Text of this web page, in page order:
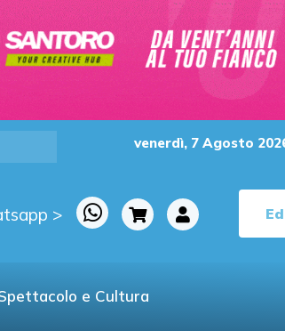
venerdì, 7 Agosto
>
e Cultura